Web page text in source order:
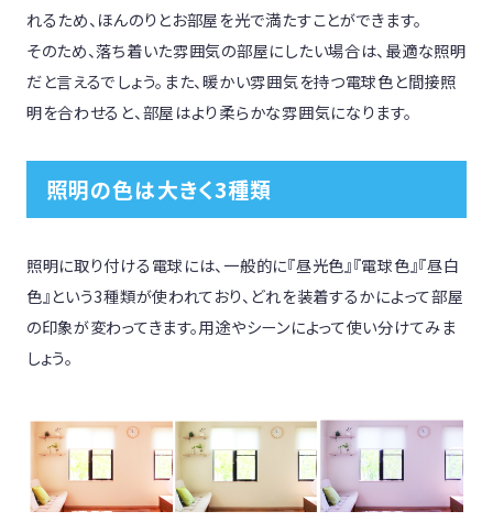
れるため、ほんのりとお部屋を光で満たすことができます。
そのため、落ち着いた雰囲気の部屋にしたい場合は、最適な照明
だと言えるでしょう。また、暖かい雰囲気を持つ電球色と間接照
明を合わせると、部屋はより柔らかな雰囲気になります。
照明の色は大きく3種類
照明に取り付ける電球には、一般的に『昼光色』『電球色』『昼白
色』という3種類が使われており、どれを装着するかによって部屋
の印象が変わってきます。用途やシーンによって使い分けてみま
しょう。